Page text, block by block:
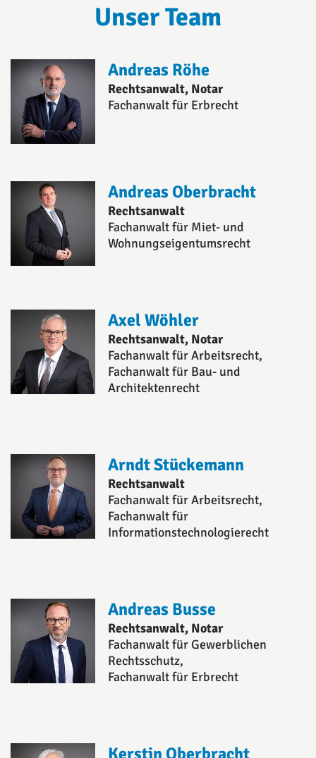
Unser Team
Andreas Röhe
Rechtsanwalt, Notar
Fachanwalt für Erbrecht
Andreas Oberbracht
Rechtsanwalt
Fachanwalt für Miet- und
Wohnungseigentumsrecht
Axel Wöhler
Rechtsanwalt, Notar
Fachanwalt für Arbeitsrecht,
Fachanwalt für Bau- und
Architektenrecht
Arndt Stückemann
Rechtsanwalt
Fachanwalt für Arbeitsrecht,
Fachanwalt für
Informationstechnologierecht
Andreas Busse
Rechtsanwalt, Notar
Fachanwalt für Gewerblichen
Rechtsschutz,
Fachanwalt für Erbrecht
Kerstin Oberbracht